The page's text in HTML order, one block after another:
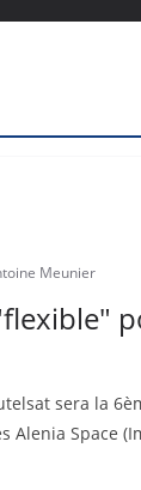
Meunier
sera la
Space